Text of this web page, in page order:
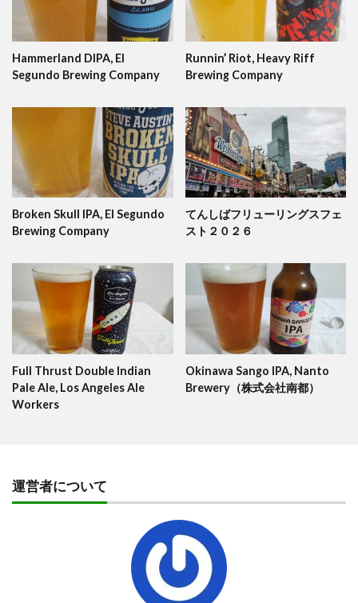
Hammerland DIPA, El
Segundo Brewing Company
Runnin’ Riot, Heavy Riff
Brewing Company
Broken Skull IPA, El Segundo
Brewing Company
てんしばフリューリングスフェ
スト２０２６
Full Thrust Double Indian
Pale Ale, Los Angeles Ale
Workers
Okinawa Sango IPA, Nanto
Brewery（株式会社南都）
運営者について